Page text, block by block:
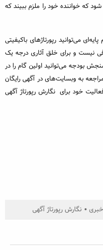
که خواننده خود را ملزم ببیند که
بر مفاهیم پایه‌ای می‌توانید رپورتاژهای باکیفیتی
نیست و برای خلق آثاری درجه یک
بودجه‌ می‌توانید اولین گام‌ را در
مراجعه به وبسایت‌های در آگهی رایگان
خود برای نگارش رپورتاژ آگهی
نگارش رپورتاژ آگهی